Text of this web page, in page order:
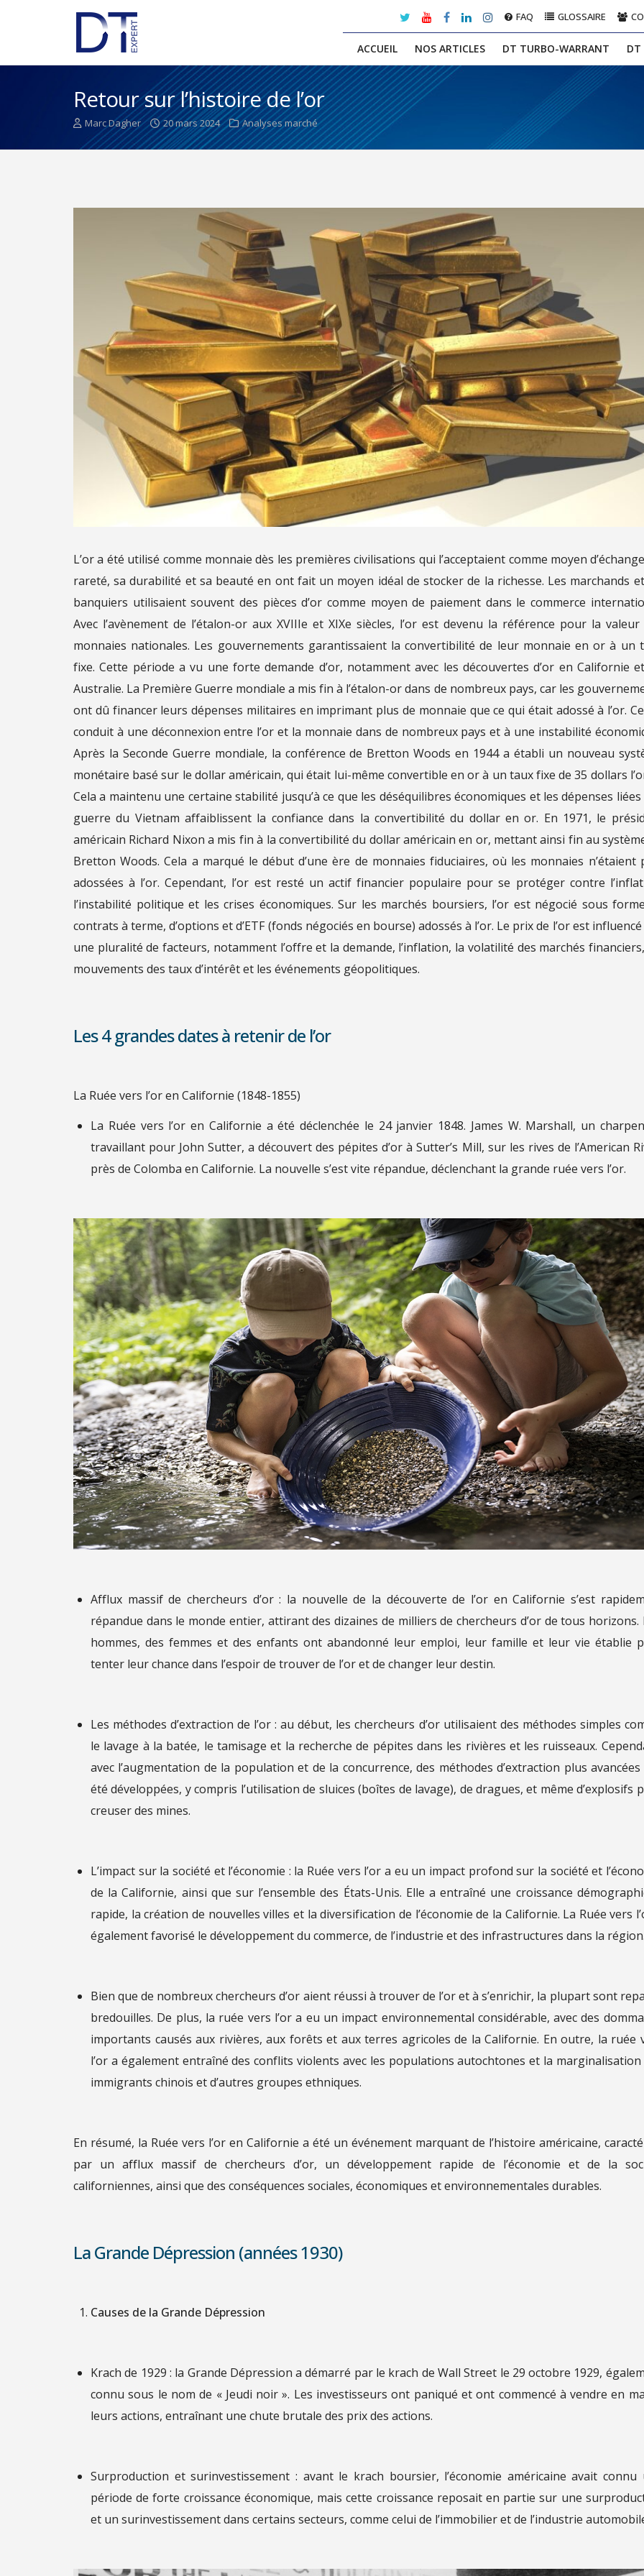
ACCUEIL NOS ARTICLES DT TURBO-WARRANT DT
FAQ GLOSSAIRE
Retour sur l’histoire de l’or
Marc Dagher 20 mars 2024 Analyses marché
L’or a été utilisé comme monnaie dès les premières civilisations qui l’acceptaient comme moyen
rareté, sa durabilité et sa beauté en ont fait un moyen idéal de stocker de la richesse. Les marchands
banquiers utilisaient souvent des pièces d’or comme moyen de paiement dans le commerce
Avec l’avènement de l’étalon-or aux XVIIIe et XIXe siècles, l’or est devenu la référence pour la valeur
monnaies nationales. Les gouvernements garantissaient la convertibilité de leur monnaie en or à un
fixe. Cette période a vu une forte demande d’or, notamment avec les découvertes d’or en Californie
Australie. La Première Guerre mondiale a mis fin à l’étalon-or dans de nombreux pays, car les
ont dû financer leurs dépenses militaires en imprimant plus de monnaie que ce qui était adossé à l’or.
conduit à une déconnexion entre l’or et la monnaie dans de nombreux pays et à une instabilité
Après la Seconde Guerre mondiale, la conférence de Bretton Woods en 1944 a établi un nouveau
monétaire basé sur le dollar américain, qui était lui-même convertible en or à un taux fixe de 35 dollars
Cela a maintenu une certaine stabilité jusqu’à ce que les déséquilibres économiques et les dépenses liées
guerre du Vietnam affaiblissent la confiance dans la convertibilité du dollar en or. En 1971, le
américain Richard Nixon a mis fin à la convertibilité du dollar américain en or, mettant ainsi fin au
Bretton Woods. Cela a marqué le début d’une ère de monnaies fiduciaires, où les monnaies n’étaient
adossées à l’or. Cependant, l’or est resté un actif financier populaire pour se protéger contre
l’instabilité politique et les crises économiques. Sur les marchés boursiers, l’or est négocié sous
contrats à terme, d’options et d’ETF (fonds négociés en bourse) adossés à l’or. Le prix de l’or est
une pluralité de facteurs, notamment l’offre et la demande, l’inflation, la volatilité des marchés
mouvements des taux d’intérêt et les événements géopolitiques.
Les 4 grandes dates à retenir de l’or
La Ruée vers l’or en Californie (1848-1855)
La Ruée vers l’or en Californie a été déclenchée le 24 janvier 1848. James W. Marshall, un
travaillant pour John Sutter, a découvert des pépites d’or à Sutter’s Mill, sur les rives de l’American
près de Colomba en Californie. La nouvelle s’est vite répandue, déclenchant la grande ruée vers l’or.
Afflux massif de chercheurs d’or : la nouvelle de la découverte de l’or en Californie s’est
répandue dans le monde entier, attirant des dizaines de milliers de chercheurs d’or de tous horizons.
hommes, des femmes et des enfants ont abandonné leur emploi, leur famille et leur vie établie
tenter leur chance dans l’espoir de trouver de l’or et de changer leur destin.
Les méthodes d’extraction de l’or : au début, les chercheurs d’or utilisaient des méthodes simples
le lavage à la batée, le tamisage et la recherche de pépites dans les rivières et les ruisseaux.
avec l’augmentation de la population et de la concurrence, des méthodes d’extraction plus
été développées, y compris l’utilisation de sluices (boîtes de lavage), de dragues, et même d’explosifs
creuser des mines.
L’impact sur la société et l’économie : la Ruée vers l’or a eu un impact profond sur la société et
de la Californie, ainsi que sur l’ensemble des États-Unis. Elle a entraîné une croissance
rapide, la création de nouvelles villes et la diversification de l’économie de la Californie. La Ruée vers
également favorisé le développement du commerce, de l’industrie et des infrastructures dans la
Bien que de nombreux chercheurs d’or aient réussi à trouver de l’or et à s’enrichir, la plupart sont
bredouilles. De plus, la ruée vers l’or a eu un impact environnemental considérable, avec des
importants causés aux rivières, aux forêts et aux terres agricoles de la Californie. En outre, la ruée
l’or a également entraîné des conflits violents avec les populations autochtones et la marginalisation
immigrants chinois et d’autres groupes ethniques.
En résumé, la Ruée vers l’or en Californie a été un événement marquant de l’histoire américaine,
par un afflux massif de chercheurs d’or, un développement rapide de l’économie et de la
californiennes, ainsi que des conséquences sociales, économiques et environnementales durables.
La Grande Dépression (années 1930)
Causes de la Grande Dépression
Krach de 1929 : la Grande Dépression a démarré par le krach de Wall Street le 29 octobre 1929,
connu sous le nom de « Jeudi noir ». Les investisseurs ont paniqué et ont commencé à vendre en
leurs actions, entraînant une chute brutale des prix des actions.
Surproduction et surinvestissement : avant le krach boursier, l’économie américaine avait connu
période de forte croissance économique, mais cette croissance reposait en partie sur une
et un surinvestissement dans certains secteurs, comme celui de l’immobilier et de l’industrie